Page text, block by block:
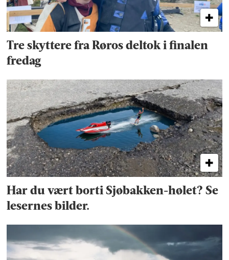
Tre skyttere fra Røros deltok i finalen
fredag
Har du vært borti Sjøbakken-hølet? Se
lesernes bilder.